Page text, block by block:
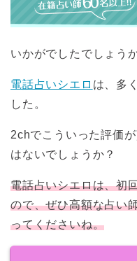
いかがでしたでしょう
電話占いシエロ は、多
した。
2chでこういった評価
はないでしょうか？
電話占いシエロは、初
ので、ぜひ高額な占い
ってくださいね。